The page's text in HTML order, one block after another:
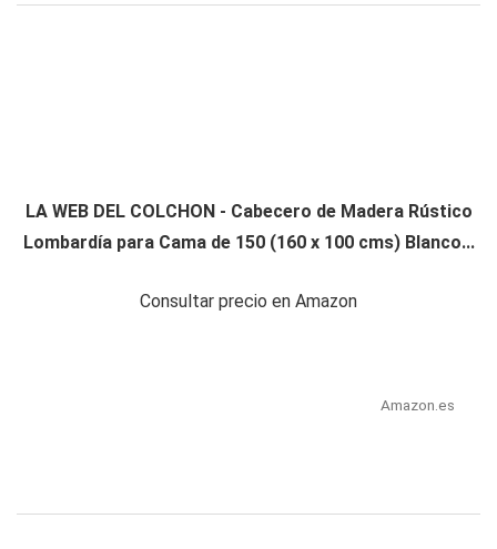
LA WEB DEL COLCHON - Cabecero de Madera Rústico
Lombardía para Cama de 150 (160 x 100 cms) Blanco...
Consultar precio en Amazon
Amazon.es